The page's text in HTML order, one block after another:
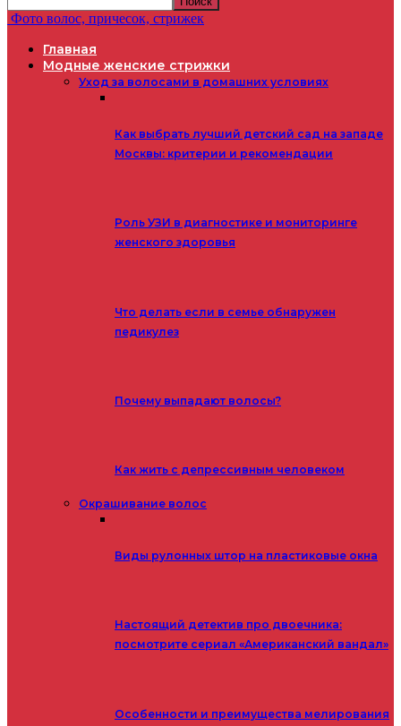
Фото волос, причесок, стрижек
Главная
Модные женские стрижки
Уход за волосами в домашних условиях
Как выбрать лучший детский сад на западе
Москвы: критерии и рекомендации
Роль УЗИ в диагностике и мониторинге
женского здоровья
Что делать если в семье обнаружен
педикулез
Почему выпадают волосы?
Как жить с депрессивным человеком
Окрашивание волос
Виды рулонных штор на пластиковые окна
Настоящий детектив про двоечника:
посмотрите сериал «Американский вандал»
Особенности и преимущества мелирования